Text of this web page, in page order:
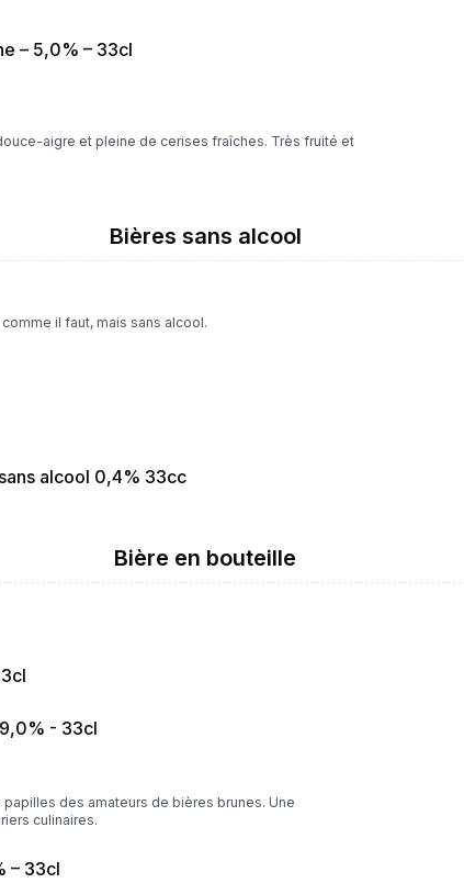
– 5,0% – 33cl
aigre et pleine de cerises fraîches. Très fruité et
Bières sans alcool
comme il faut, mais sans alcool.
alcool 0,4% 33cc
Bière en bouteille
- 33cl
des amateurs de bières brunes. Une
culinaires.
– 33cl